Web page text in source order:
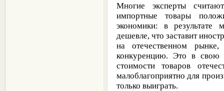
Многие эксперты
импортные товары
экономики: в результате
дешевле, что заставит
на отечественном
конкуренцию. Это в свою
стоимости товаров
малоблагоприятно для
только выиграть.